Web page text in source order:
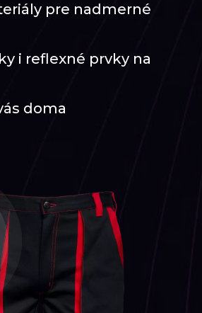
pre nadmerné
i reflexné prvky na
doma